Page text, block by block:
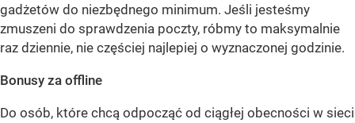
gadżetów do niezbędnego minimum. Jeśli jesteśmy
zmuszeni do sprawdzenia poczty, róbmy to maksymalnie
raz dziennie, nie częściej najlepiej o wyznaczonej godzinie.
Bonusy za offline
Do osób, które chcą odpocząć od ciągłej obecności w sieci